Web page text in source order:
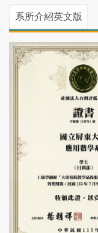
系所介紹英文版